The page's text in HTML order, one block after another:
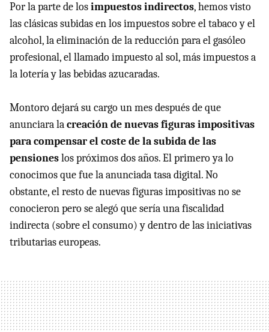
Por la parte de losimpuestos indirectos, hemos visto
las clásicas subidas en los impuestos sobre el tabaco y el
alcohol, la eliminación de la reducción para el gasóleo
profesional, el llamado impuesto al sol, más impuestos a
la lotería y las bebidas azucaradas.
Montoro dejará su cargo un mes después de que
anunciara lacreación de nuevas figuras impositivas
para compensar el coste de la subida de las
pensioneslos próximos dos años. El primero ya lo
conocimos que fue la anunciada tasa digital. No
obstante, el resto de nuevas figuras impositivas no se
conocieron pero se alegó que sería una fiscalidad
indirecta (sobre el consumo) y dentro de las iniciativas
tributarias europeas.